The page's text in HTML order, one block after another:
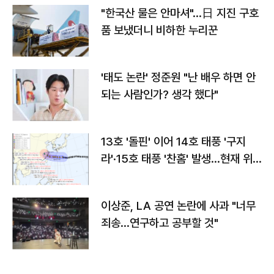
"한국산 물은 안마셔"…日 지진 구호
품 보냈더니 비하한 누리꾼
'태도 논란' 정준원 "난 배우 하면 안
되는 사람인가? 생각 했다"
13호 '돌핀' 이어 14호 태풍 '구지
라'·15호 태풍 '찬홈' 발생…현재 위
이상준, LA 공연 논란에 사과 "너무
죄송…연구하고 공부할 것"